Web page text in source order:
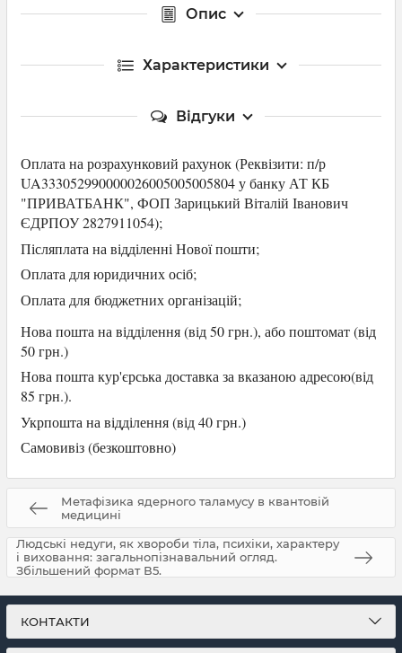
Опис
Характеристики
Відгуки
Оплата на розрахунковий рахунок (Реквізити: п/р
UA333052990000026005005005804 у банку АТ КБ
"ПРИВАТБАНК", ФОП Зарицький Віталій Іванович
ЄДРПОУ 2827911054);
Післяплата на відділенні Нової пошти;
Оплата для юридичних осіб;
Оплата для бюджетних організацій;
Нова пошта на відділення (від 50 грн.), абопоштомат (від
50 грн.)
Нова пошта кур'єрська доставка за вказаною адресою(від
85 грн.).
Укрпошта на відділення (від 40 грн.)
Самовивіз (безкоштовно)
Метафізика ядерного таламусу в квантовій
медицині
Людські недуги, як хвороби тіла, психіки, характеру
і виховання: загальнопізнавальний огляд.
Збільшений формат В5.
КОНТАКТИ